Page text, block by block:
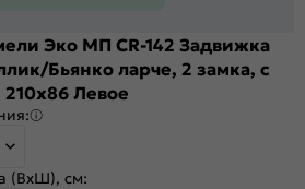
Эко МП CR-142 Задвижка
Бьянко ларче, 2 замка, с
Левое
(ВхШ), см: